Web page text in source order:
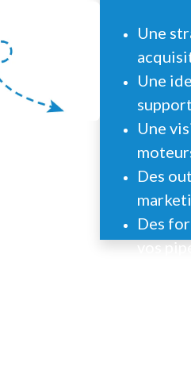
Une
Une
Une
Des
Des
vos